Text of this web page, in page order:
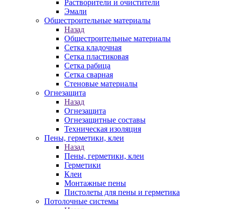
Растворители и очистители
Эмали
Общестроительные материалы
Назад
Общестроительные материалы
Сетка кладочная
Сетка пластиковая
Сетка рабица
Сетка сварная
Стеновые материалы
Огнезащита
Назад
Огнезащита
Огнезащитные составы
Техническая изоляция
Пены, герметики, клеи
Назад
Пены, герметики, клеи
Герметики
Клеи
Монтажные пены
Пистолеты для пены и герметика
Потолочные системы